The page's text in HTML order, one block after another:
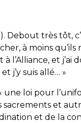
Debout très tôt,
à moins qu’ils
et j’ai
j’y suis allé… »
une loi pour
sacrements et
et de la